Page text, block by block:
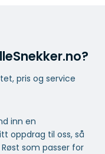
pris og service
inn en
oppdrag til oss, så
som passer for